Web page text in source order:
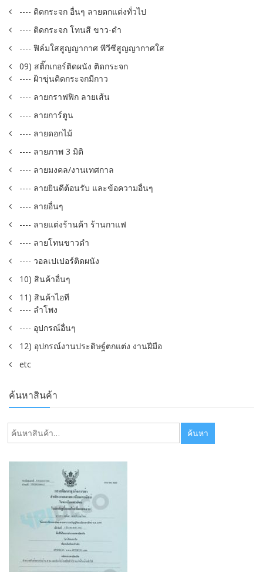
---- ติดกระจก อื่นๆ ลายตกแต่งทั่วไป
---- ติดกระจก โทนสี ขาว-ดำ
---- ฟิล์มใสสูญญากาศ พีวีซีสูญญากาศใส
09) สติ๊กเกอร์ติดผนัง ติดกระจก
---- ฝ้าขุ่นติดกระจกมีกาว
---- ลายกราฟฟิก ลายเส้น
---- ลายการ์ตูน
---- ลายดอกไม้
---- ลายภาพ 3 มิติ
---- ลายมงคล/งานเทศกาล
---- ลายยินดีต้อนรับ และข้อความอื่นๆ
---- ลายอื่นๆ
---- ลายแต่งร้านค้า ร้านกาแฟ
---- ลายโทนขาวดำ
---- วอลเปเปอร์ติดผนัง
10) สินค้าอื่นๆ
11) สินค้าไอที
---- ลำโพง
---- อุปกรณ์อื่นๆ
12) อุปกรณ์งานประดิษฐ์ตกแต่ง งานฝีมือ
etc
ค้นหาสินค้า
ค้นหา: ค้นหา